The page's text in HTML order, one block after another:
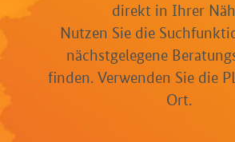
direkt in Ihrer
Nutzen Sie die
nächstgelegene
finden. Verwenden Sie die
Ort.